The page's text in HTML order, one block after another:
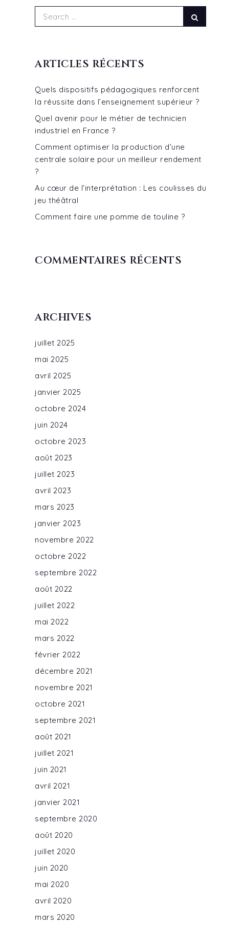
Search
for:
ARTICLES RÉCENTS
Quels dispositifs pédagogiques renforcent
la réussite dans l’enseignement supérieur ?
Quel avenir pour le métier de technicien
industriel en France ?
Comment optimiser la production d’une
centrale solaire pour un meilleur rendement
?
Au cœur de l’interprétation : Les coulisses du
jeu théâtral
Comment faire une pomme de touline ?
COMMENTAIRES RÉCENTS
ARCHIVES
juillet 2025
mai 2025
avril 2025
janvier 2025
octobre 2024
juin 2024
octobre 2023
août 2023
juillet 2023
avril 2023
mars 2023
janvier 2023
novembre 2022
octobre 2022
septembre 2022
août 2022
juillet 2022
mai 2022
mars 2022
février 2022
décembre 2021
novembre 2021
octobre 2021
septembre 2021
août 2021
juillet 2021
juin 2021
avril 2021
janvier 2021
septembre 2020
août 2020
juillet 2020
juin 2020
mai 2020
avril 2020
mars 2020